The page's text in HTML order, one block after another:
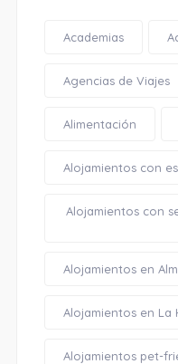
Academias
Agencias de Viajes
Alimentación
Alojamientos con
Alojamientos con
Alojamientos en
Alojamientos en La
Alojamientos pet-